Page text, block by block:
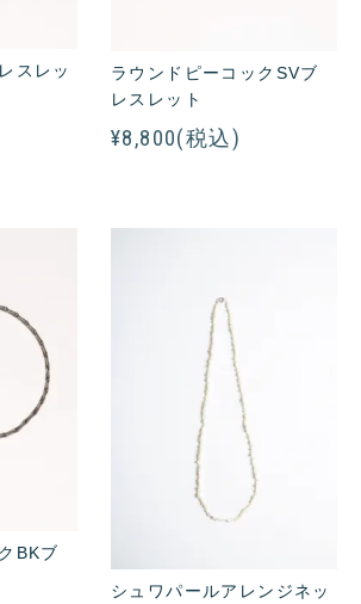
スレッ
ラウンドピーコックSVブ
レスレット
¥8,800(税込)
BKブ
シュワパールアレンジネッ